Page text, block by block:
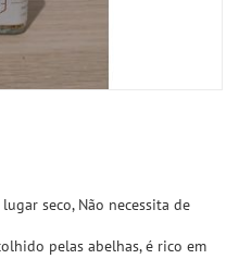
seco, Não necessita de
pelas abelhas, é rico em